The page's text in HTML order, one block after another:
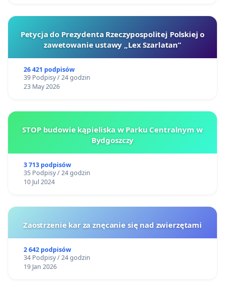
Petycja do Prezydenta Rzeczypospolitej Polskiej o
zawetowanie ustawy „Lex Szarlatan”
26 421 podpisów
39 Podpisy / 24 godzin
23 May 2026
STOP budowie kąpieliska w Parku Centralnym w
Bydgoszczy
3 713 podpisów
35 Podpisy / 24 godzin
10 Jul 2024
Zaostrzenie kar za znęcanie się nad zwierzętami
2 642 podpisów
34 Podpisy / 24 godzin
19 Jan 2026